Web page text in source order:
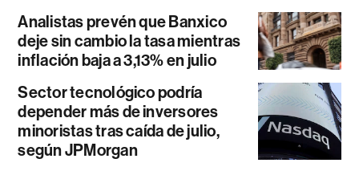
Analistas prevén que Banxico
deje sin cambio la tasa mientras
inflación baja a 3,13% en julio
Sector tecnológico podría
depender más de inversores
minoristas tras caída de julio,
según JPMorgan